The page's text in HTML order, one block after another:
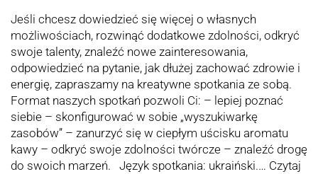
Jeśli chcesz dowiedzieć się więcej o własnych
możliwościach, rozwinąć dodatkowe zdolności, odkryć
swoje talenty, znaleźć nowe zainteresowania,
odpowiedzieć na pytanie, jak dłużej zachować zdrowie i
energię, zapraszamy na kreatywne spotkania ze sobą.
Format naszych spotkań pozwoli Ci: – lepiej poznać
siebie – skonfigurować w sobie „wyszukiwarkę
zasobów” – zanurzyć się w ciepłym uścisku aromatu
kawy – odkryć swoje zdolności twórcze – znaleźć drogę
do swoich marzeń. Język spotkania: ukraiński.… Czytaj